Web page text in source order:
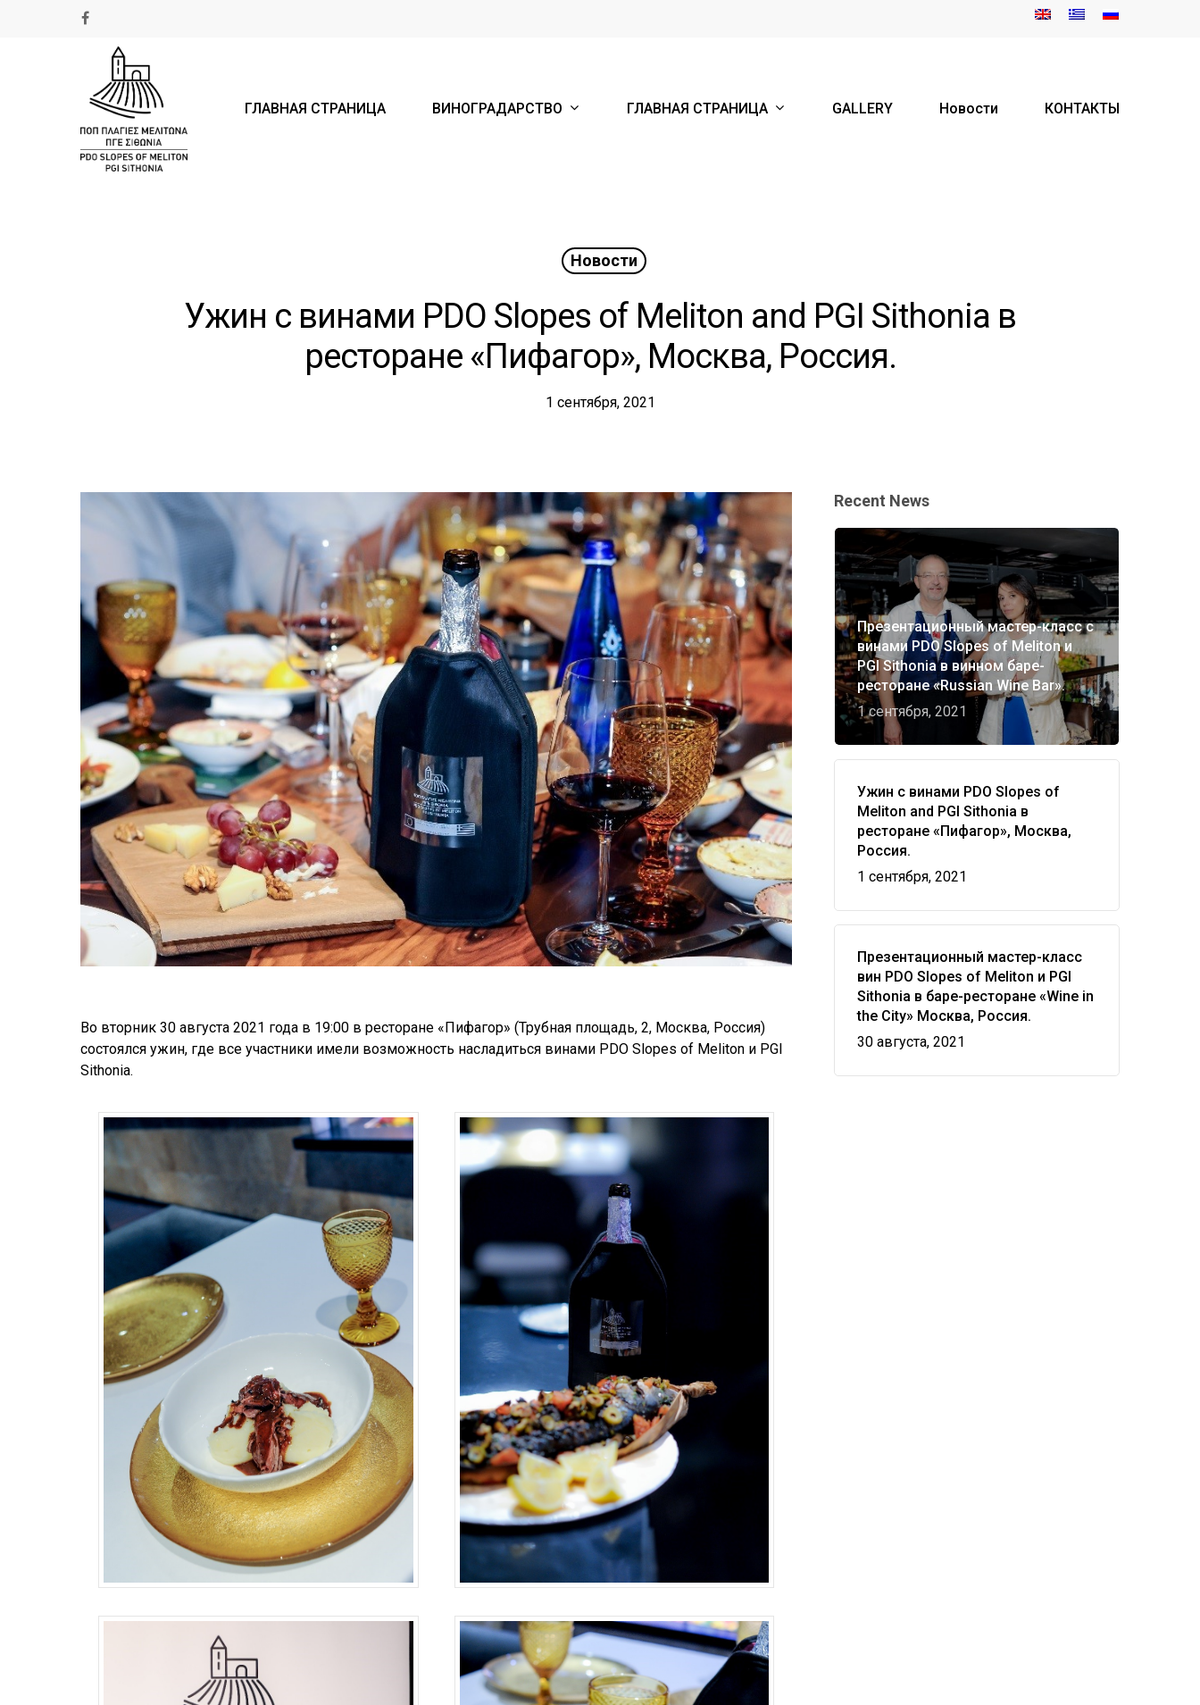
ГЛАВНАЯ СТРАНИЦА ВИНОГРАДАРСТВО ГЛАВНАЯ СТРАНИЦА GALLERY Новости КОНТАКТЫ
Новости
Ужин с винами PDO Slopes of Meliton and PGI Sithonia в
ресторане «Пифагор», Москва, Россия.
1 сентября, 2021
Во вторник 30 августа 2021 года в 19:00 в ресторане «Пифагор» (Трубная площадь, 2, Москва, Россия)
состоялся ужин, где все участники имели возможность насладиться винами PDO Slopes of Meliton и PGI
Sithonia.
Recent News
Презентационный мастер-класс с
винами PDO Slopes of Meliton и
PGI Sithonia в винном баре-
ресторане «Russian Wine Bar».
1 сентября, 2021
Ужин с винами PDO Slopes of
Meliton and PGI Sithonia в
ресторане «Пифагор», Москва,
Россия.
1 сентября, 2021
Презентационный мастер-класс
вин PDO Slopes of Meliton и PGI
Sithonia в баре-ресторане «Wine in
the City» Москва, Россия.
30 августа, 2021